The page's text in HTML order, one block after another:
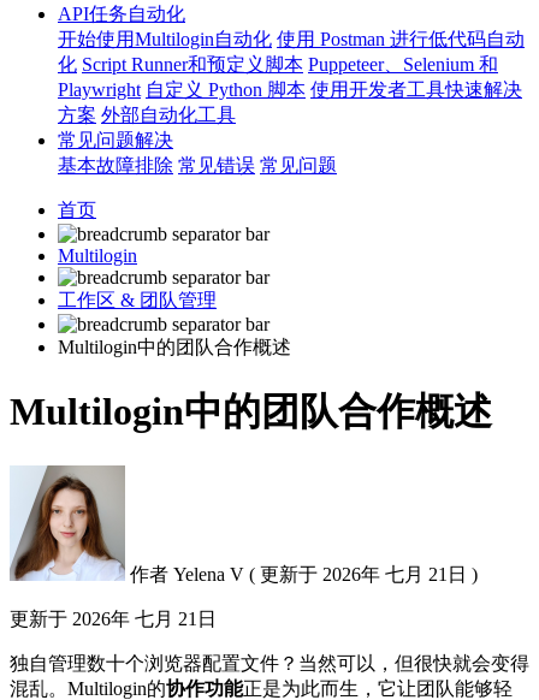
API任务自动化
开始使用Multilogin自动化 使用 Postman 进行低代码自动
化 Script Runner和预定义脚本 Puppeteer、Selenium 和
Playwright 自定义 Python 脚本 使用开发者工具快速解决
方案 外部自动化工具
常见问题解决
基本故障排除 常见错误 常见问题
首页
Multilogin
工作区 & 团队管理
Multilogin中的团队合作概述
Multilogin中的团队合作概述
作者 Yelena V ( 更新于 2026年 七月 21日 )
更新于 2026年 七月 21日
独自管理数十个浏览器配置文件？当然可以，但很快就会变得
混乱。Multilogin的协作功能正是为此而生，它让团队能够轻